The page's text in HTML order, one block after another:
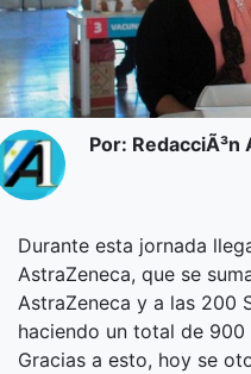
Por: RedacciÃ³n
Durante esta jornada
AstraZeneca, que se
AstraZeneca y a las 200
haciendo un total de
Gracias a esto, hoy se